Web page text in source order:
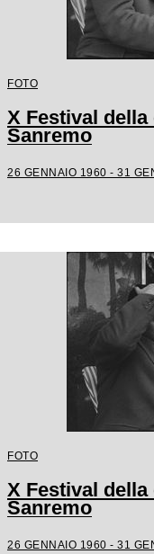
FOTO
X Festival
Sanremo
26 GENNAIO 1960 - 31
FOTO
X Festival
Sanremo
26 GENNAIO 1960 - 31